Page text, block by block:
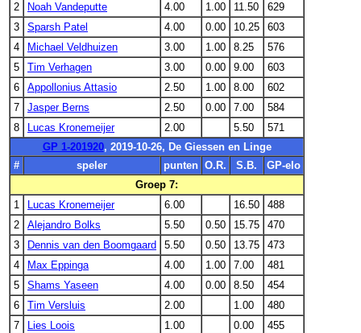
2
Noah Vandeputte 4.00 1.00 11.50
629
3
Sparsh Patel 4.00 0.00 10.25
603
4
Michael Veldhuizen 3.00 1.00 8.25
576
5
Tim Verhagen 3.00 0.00 9.00
603
6
Appollonius Attasio 2.50 1.00 8.00
602
7
Jasper Berns 2.50 0.00 7.00
584
8
Lucas Kronemeijer 2.00 5.50
571
GP 1-201920, 2019-10-26, De Giessen en Linge
#
speler punten O.R. S.B.
GP-elo
Groep 7:
1
Lucas Kronemeijer 6.00 16.50
488
2
Alejandro Bolks 5.50 0.50 15.75
470
3
Dennis van den Boomgaard 5.50 0.50 13.75
473
4
Max Eppinga 4.00 1.00 7.00
481
5
Shams Yaseen 4.00 0.00 8.50
454
6
Tim Versluis 2.00 1.00
480
7
Lies Loois 1.00 0.00
455